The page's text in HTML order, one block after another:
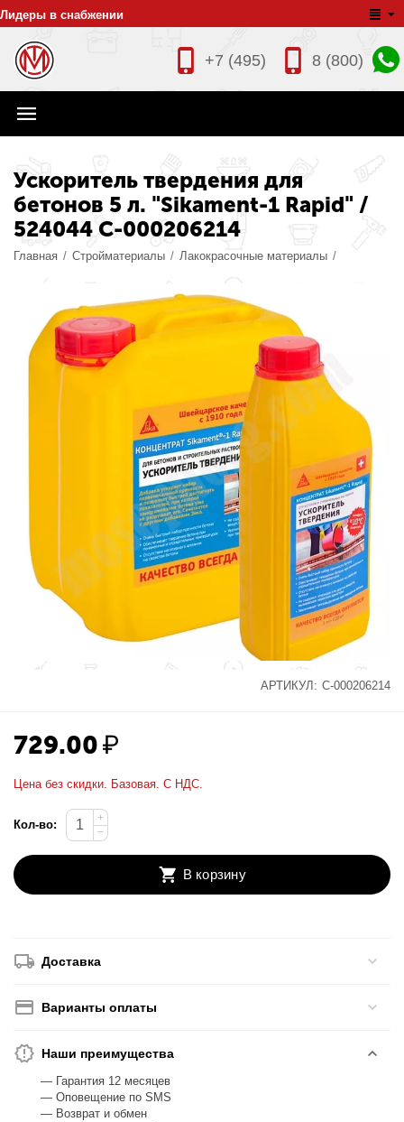
Лидеры в снабжении
8 (800)
+7 (495)
Ускоритель твердения для
бетонов 5 л. "Sikament-1 Rapid" /
524044 С-000206214
Главная / Стройматериалы / Лакокрасочные материалы /
АРТИКУЛ: С-000206214
729.00₽
Цена без скидки. Базовая. С НДС.
Кол-во:
+
−
В корзину
Доставка
Варианты оплаты
Наши преимущества
— Гарантия 12 месяцев
— Оповещение по SMS
— Возврат и обмен